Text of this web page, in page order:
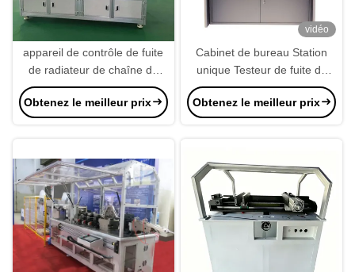
appareil de contrôle de fuite
de radiateur de chaîne du
capteur 2000Pa pour la fuite
de l'eau
Obtenez le meilleur prix
vidéo
Cabinet de bureau Station
unique Testeur de fuite de
décomposition sous pression
Précision industrielle
Inspection complète
Obtenez le meilleur prix